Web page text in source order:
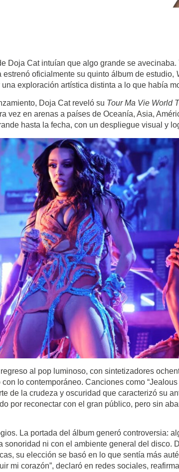
Doja Cat intuían que algo grande se
oficialmente su quinto álbum de estudio,
exploración artística distinta a lo que había
Doja Cat reveló su Tour Ma Vie World
vez en arenas a países de Oceanía, Asia,
hasta la fecha, con un despliegue visual y
al pop luminoso, con sintetizadores
lo contemporáneo. Canciones como “Jealous
de la crudeza y oscuridad que caracterizó su
por reconectar con el gran público, pero sin
La portada del álbum generó controversia:
sonoridad ni con el ambiente general del disco.
su elección se basó en lo que sentía más
mi corazón”, declaró en redes sociales,